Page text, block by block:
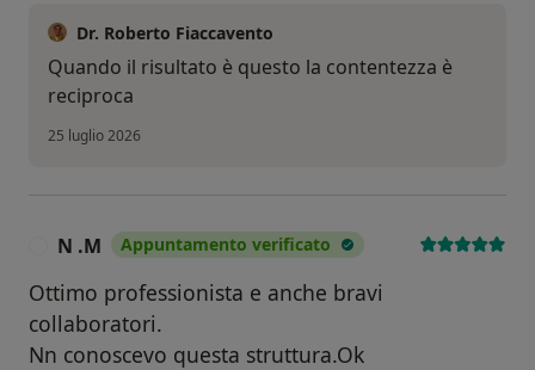
Dr. Roberto Fiaccavento
Quando il risultato è questo la contentezza è
reciproca
25 luglio 2026
N .M Appuntamento verificato
Ottimo professionista e anche bravi
collaboratori.
Nn conoscevo questa struttura.Ok